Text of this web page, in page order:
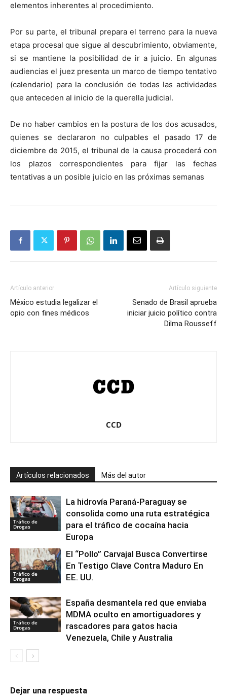
elementos inherentes al procedimiento.
Por su parte, el tribunal prepara el terreno para la nueva
etapa procesal que sigue al descubrimiento, obviamente,
si se mantiene la posibilidad de ir a juicio. En algunas
audiencias el juez presenta un marco de tiempo tentativo
(calendario) para la conclusión de todas las actividades
que anteceden al inicio de la querella judicial.
De no haber cambios en la postura de los dos acusados,
quienes se declararon no culpables el pasado 17 de
diciembre de 2015, el tribunal de la causa procederá con
los plazos correspondientes para fijar las fechas
tentativas a un posible juicio en las próximas semanas
Artículo anterior
México estudia legalizar el
opio con fines médicos
Artículo siguiente
Senado de Brasil aprueba
iniciar juicio político contra
Dilma Rousseff
CCD
Artículos relacionados Más del autor
Tráfico de
Drogas
La hidrovía Paraná-Paraguay se
consolida como una ruta estratégica
para el tráfico de cocaína hacia
Europa
Tráfico de
Drogas
El “Pollo” Carvajal Busca Convertirse
En Testigo Clave Contra Maduro En
EE. UU.
Tráfico de
Drogas
España desmantela red que enviaba
MDMA oculto en amortiguadores y
rascadores para gatos hacia
Venezuela, Chile y Australia
Dejar una respuesta